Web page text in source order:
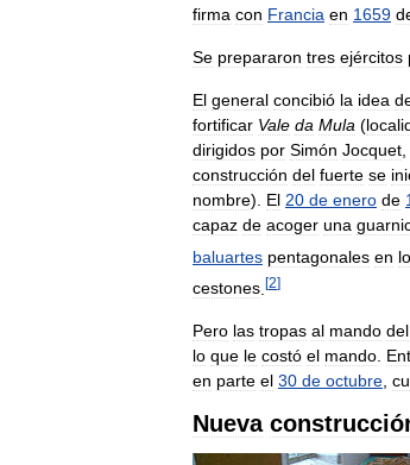
firma con Francia en 1659
Se prepararon tres ejércitos
El general concibió la idea
fortificar Vale da Mula (
dirigidos por Simón Jocquet
construcción del fuerte se
nombre). El 20 de enero de
capaz de acoger una
baluartes pentagonales en
cestones [2]
Pero las tropas al mando del
lo que le costó el mando.
en parte el 30 de octubre,
Nueva